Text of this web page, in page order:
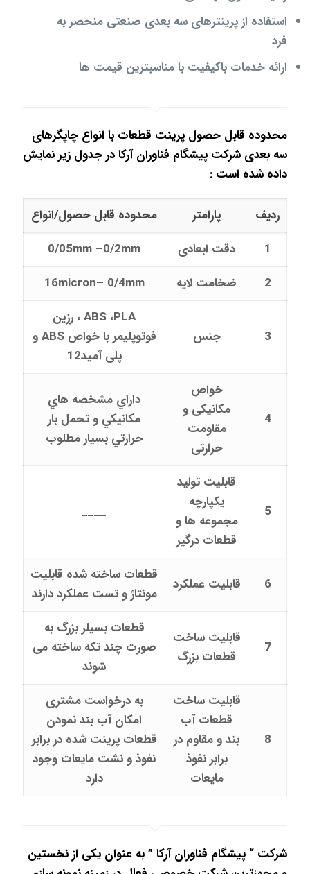
استفاده از پرینترهای سه بعدی صنعتی منحصر به
فرد
ارائه خدمات باکیفیت با مناسبترین قیمت ها
محدوده قابل حصول پرینت قطعات با انواع چاپگرهای
سه بعدی شرکت پیشگام فناوران آرکا در جدول زیر نمایش
داده شده است :
ردیف پارامتر
محدوده قابل حصول/انواع
1
دقت ابعادی
0/05mm –0/2mm
2
ضخامت لایه 16micron– 0/4mm
3 جنس
ABS ،PLA ، رزین
فوتوپلیمر با خواص ABS و
پلی آمید12
4
خواص
مکانیکی و
مقاومت
حرارتی
داراي مشخصه هاي
مکانيکي و تحمل بار
حرارتي بسيار مطلوب
5
قابليت توليد
يکپارچه
مجموعه ها و
قطعات درگير
____
6 قابليت عملکرد
قطعات ساخته شده قابلیت
مونتاژ و تست عملکرد دارند
7
قابليت ساخت
قطعات بزرگ
قطعات بسیلر بزرگ به
صورت چند تکه ساخته می
شوند
8
قابلیت ساخت
قطعات آب
بند و مقاوم در
برابر نفوذ
مایعات
به درخواست مشتری
امکان آب بند نمودن
قطعات پرینت شده در برابر
نفوذ و نشت مایعات وجود
دارد
شرکت “ پیشگام فناوران آرکا ” به عنوان یکی از نخستین